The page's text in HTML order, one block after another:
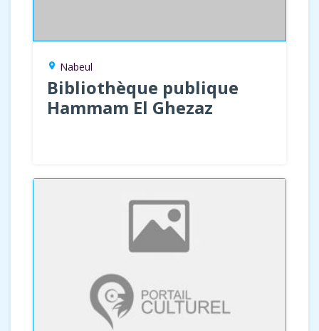
location_on Nabeul
Bibliothèque publique
Hammam El Ghezaz